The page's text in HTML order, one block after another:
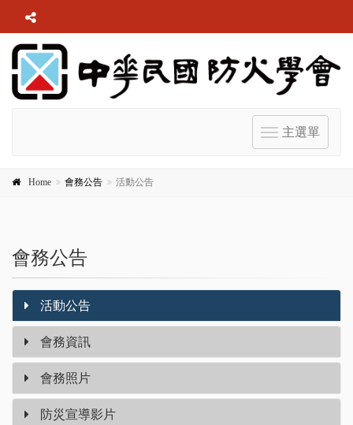
主選單
Toggle
navigation
Home 會務公告 活動公告
會務公告
活動公告
會務資訊
會務照片
防災宣導影片